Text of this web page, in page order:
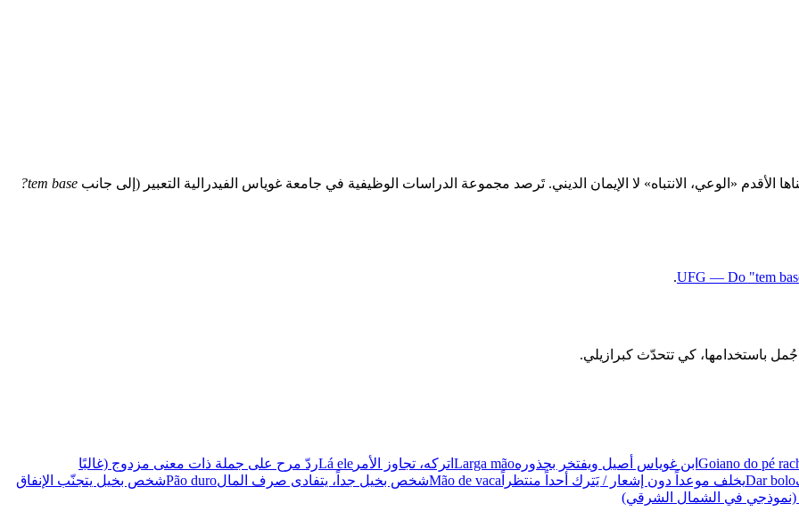
الأقدم «الوعي، الانتباه» لا الإيمان الديني. تَرصد مجموعة الدراسات الوظيفية في جامعة غوياس الفيدرالية التعبير (إلى جانب tem base?
UFG — Do "tem
.
Goiano do pé ابن غوياس أصيل ويفتخر بجذورهLarga mão اتركه، تجاوز الأمر Lá eleردّ مرح على جملة ذات معنى مزدوج (غالبًا
Dar boloيخلف موعداً دون إشعار / يَترك أحداً منتظراً Mão de vacaشخص بخيل جداً، يتفادى صرف المالPão duroشخص بخيل يتجنّب الإنفاق
في الشمال الشرقي)